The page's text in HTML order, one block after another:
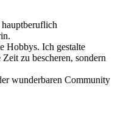
Hobbys. Ich gestalte
zu bescheren, sondern
wunderbaren Community